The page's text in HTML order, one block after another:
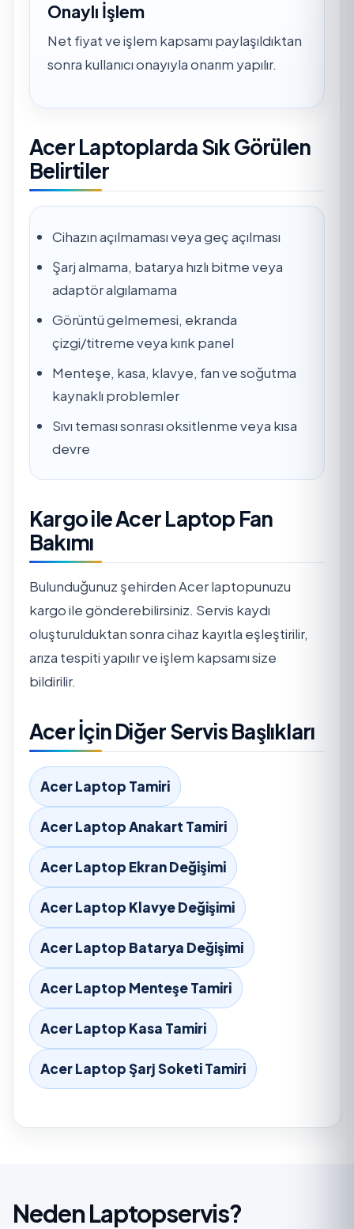
Onaylı İşlem
Net fiyat ve işlem kapsamı paylaşıldıktan
sonra kullanıcı onayıyla onarım yapılır.
Acer Laptoplarda Sık Görülen
Belirtiler
Cihazın açılmaması veya geç açılması
Şarj almama, batarya hızlı bitme veya
adaptör algılamama
Görüntü gelmemesi, ekranda
çizgi/titreme veya kırık panel
Menteşe, kasa, klavye, fan ve soğutma
kaynaklı problemler
Sıvı teması sonrası oksitlenme veya kısa
devre
Kargo ile Acer Laptop Fan
Bakımı
Bulunduğunuz şehirden Acer laptopunuzu
kargo ile gönderebilirsiniz. Servis kaydı
oluşturulduktan sonra cihaz kayıtla eşleştirilir,
arıza tespiti yapılır ve işlem kapsamı size
bildirilir.
Acer İçin Diğer Servis Başlıkları
Acer Laptop Tamiri
Acer Laptop Anakart Tamiri
Acer Laptop Ekran Değişimi
Acer Laptop Klavye Değişimi
Acer Laptop Batarya Değişimi
Acer Laptop Menteşe Tamiri
Acer Laptop Kasa Tamiri
Acer Laptop Şarj Soketi Tamiri
Neden Laptopservis?